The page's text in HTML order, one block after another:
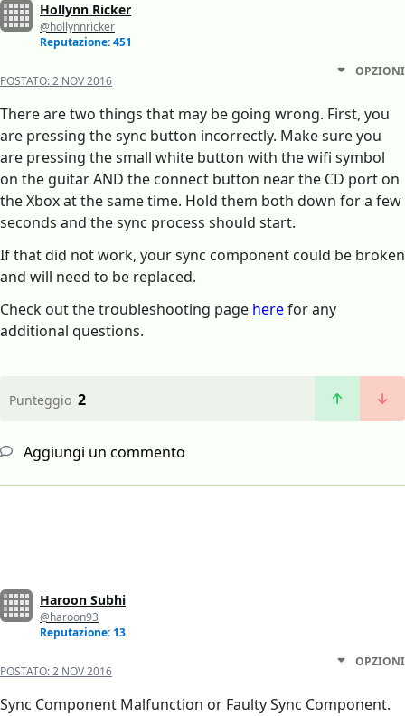
Hollynn Ricker
@hollynnricker
Reputazione: 451
POSTATO:2 NOV 2016
OPZIONI
There are two things that may be going wrong. First, you
are pressing the sync button incorrectly. Make sure you
are pressing the small white button with the wifi symbol
on the guitar AND the connect button near the CD port on
the Xbox at the same time. Hold them both down for a few
seconds and the sync process should start.
If that did not work, your sync component could be broken
and will need to be replaced.
Check out the troubleshooting page herefor any
additional questions.
Punteggio 2
Aggiungi un commento
Haroon Subhi
@haroon93
Reputazione: 13
POSTATO:2 NOV 2016
OPZIONI
Sync Component Malfunction or Faulty Sync Component.